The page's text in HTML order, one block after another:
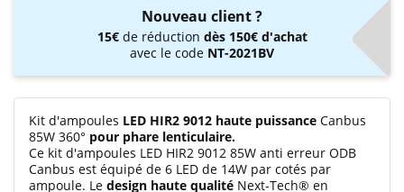
Nouveau client ?
15€de réduction dès 150€ d'achat
avec le code NT-2021BV
Kit d'ampoules LED HIR2 9012 haute puissance Canbus
85W 360° pour phare lenticulaire.
Ce kit d'ampoules LED HIR2 9012 85W anti erreur ODB
Canbus est équipé de 6 LED de 14W par cotés par
ampoule. Le design haute qualité Next-Tech® en